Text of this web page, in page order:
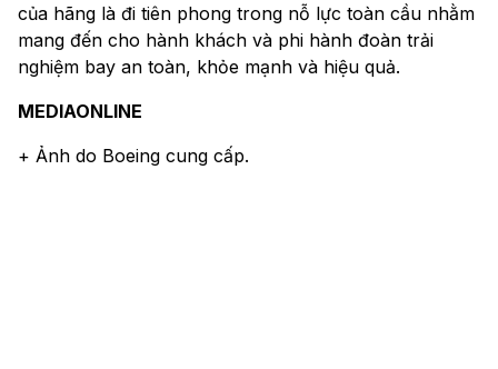
của hãng là đi tiên phong trong nỗ lực toàn cầu nhằm
mang đến cho hành khách và phi hành đoàn trải
nghiệm bay an toàn, khỏe mạnh và hiệu quả.
MEDIAONLINE
+ Ảnh do Boeing cung cấp.